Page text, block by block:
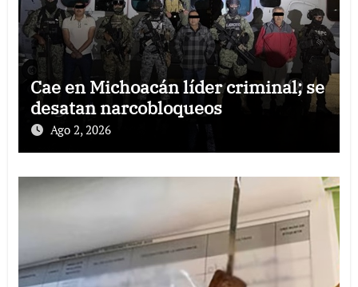
Cae en Michoacán líder criminal; se
desatan narcobloqueos
Ago 2, 2026